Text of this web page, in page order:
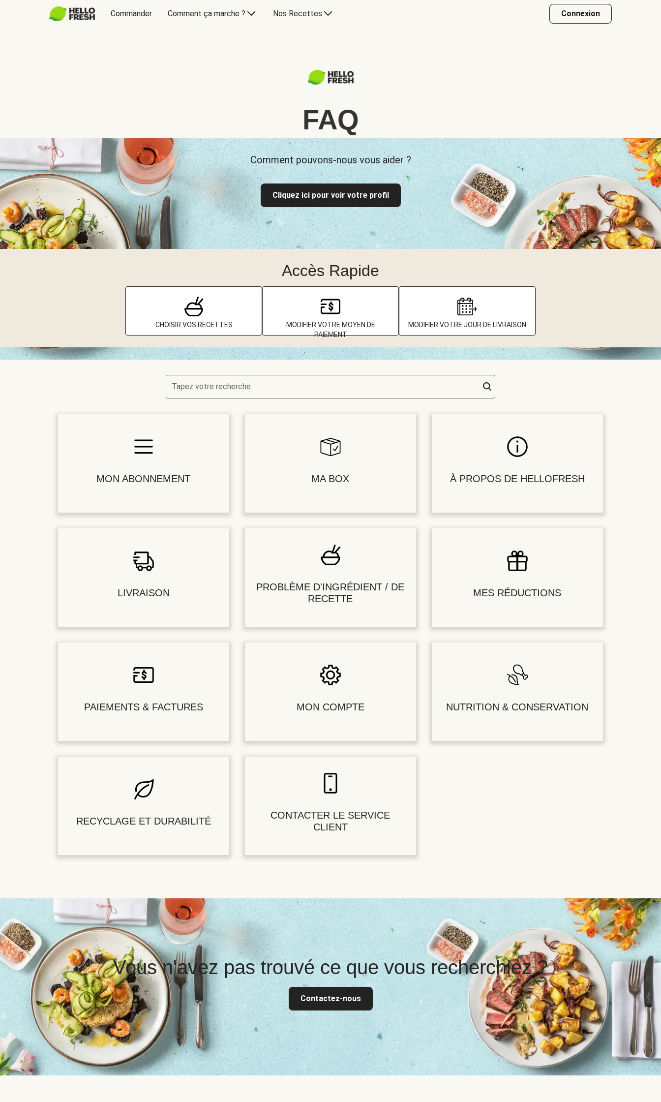
Commander Comment ça marche ? Nos Recettes Connexion
FAQ
Comment pouvons-nous vous aider ?
Cliquez ici pour voir votre profil
Accès Rapide
CHOISIR VOS RECETTES
MODIFIER VOTRE MOYEN DE
PAIEMENT
MODIFIER VOTRE JOUR DE LIVRAISON
Tapez votre recherche
MON ABONNEMENT MA BOX À PROPOS DE HELLOFRESH
LIVRAISON
PROBLÈME D'INGRÉDIENT / DE
RECETTE
MES RÉDUCTIONS
PAIEMENTS & FACTURES MON COMPTE NUTRITION & CONSERVATION
RECYCLAGE ET DURABILITÉ
CONTACTER LE SERVICE
CLIENT
Vous n'avez pas trouvé ce que vous recherchiez ?
Contactez-nous